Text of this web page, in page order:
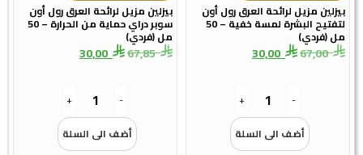
بيزلين مزيل لرائحة العرق رول أون
لتفتيح البشرة لمسة خفية – 50
مل (فردي)
67,00
30,00
-
+
أضف الى السلة
بيزلين مزيل لرائحة العرق رول أون
سوبر دراي حماية من الحرارة – 50
مل (فردي)
67,85
30,00
-
+
أضف الى السلة